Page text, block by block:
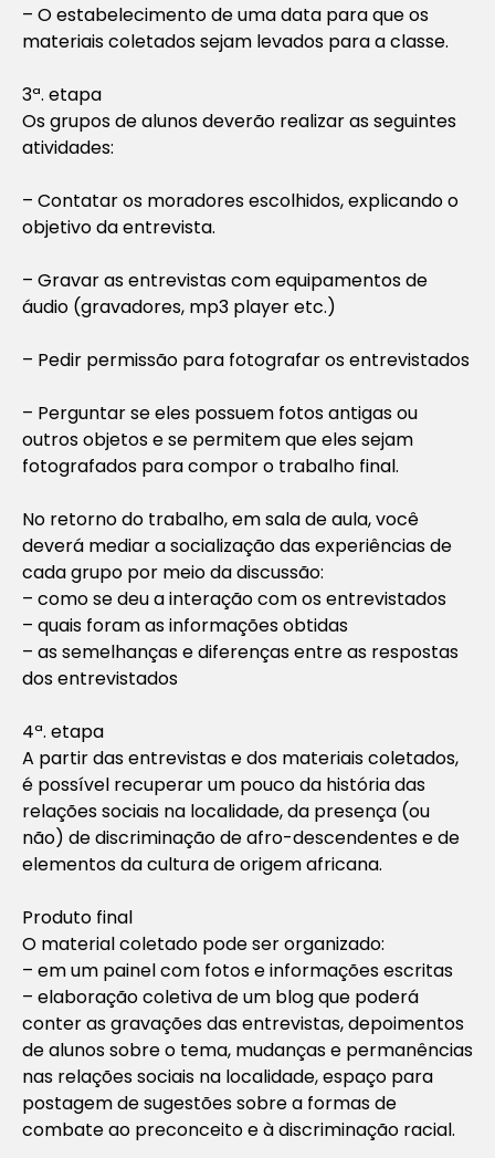
– O estabelecimento de uma data para que os
materiais coletados sejam levados para a classe.
3ª. etapa
Os grupos de alunos deverão realizar as seguintes
atividades:
– Contatar os moradores escolhidos, explicando o
objetivo da entrevista.
– Gravar as entrevistas com equipamentos de
áudio (gravadores, mp3 player etc.)
– Pedir permissão para fotografar os entrevistados
– Perguntar se eles possuem fotos antigas ou
outros objetos e se permitem que eles sejam
fotografados para compor o trabalho final.
No retorno do trabalho, em sala de aula, você
deverá mediar a socialização das experiências de
cada grupo por meio da discussão:
– como se deu a interação com os entrevistados
– quais foram as informações obtidas
– as semelhanças e diferenças entre as respostas
dos entrevistados
4ª. etapa
A partir das entrevistas e dos materiais coletados,
é possível recuperar um pouco da história das
relações sociais na localidade, da presença (ou
não) de discriminação de afro-descendentes e de
elementos da cultura de origem africana.
Produto final
O material coletado pode ser organizado:
– em um painel com fotos e informações escritas
– elaboração coletiva de um blog que poderá
conter as gravações das entrevistas, depoimentos
de alunos sobre o tema, mudanças e permanências
nas relações sociais na localidade, espaço para
postagem de sugestões sobre a formas de
combate ao preconceito e à discriminação racial.